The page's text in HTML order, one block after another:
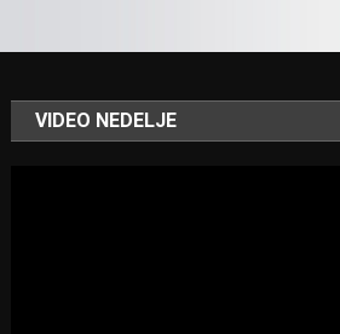
VIDEO NEDELJE